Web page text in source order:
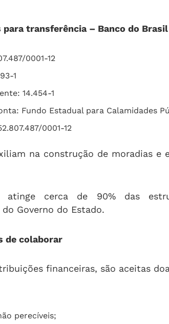
para transferência – Banco do Brasil
0001-12
1
14.454-1
Fundo Estadual para Calamidades
0001-12
na construção de moradias e
atinge cerca de 90% das
Governo do Estado.
de colaborar
financeiras, são aceitas
perecíveis;